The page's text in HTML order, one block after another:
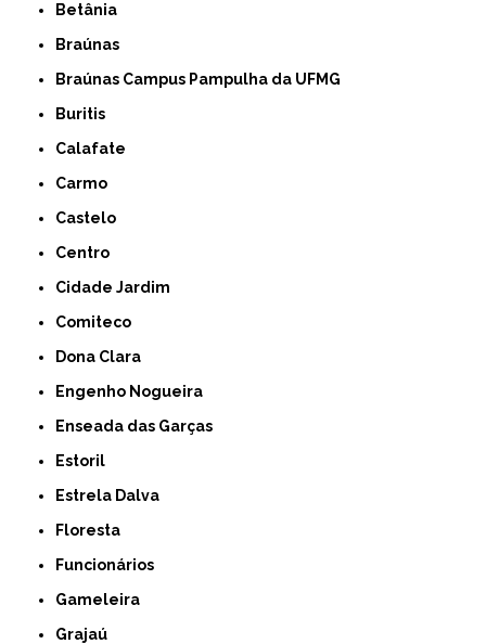
Betânia
Braúnas
Braúnas Campus Pampulha da UFMG
Buritis
Calafate
Carmo
Castelo
Centro
Cidade Jardim
Comiteco
Dona Clara
Engenho Nogueira
Enseada das Garças
Estoril
Estrela Dalva
Floresta
Funcionários
Gameleira
Grajaú